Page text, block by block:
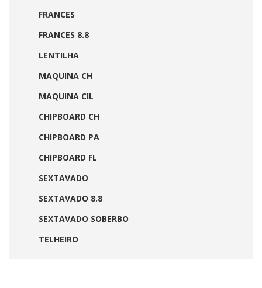
FRANCES
FRANCES 8.8
LENTILHA
MAQUINA CH
MAQUINA CIL
CHIPBOARD CH
CHIPBOARD PA
CHIPBOARD FL
SEXTAVADO
SEXTAVADO 8.8
SEXTAVADO SOBERBO
TELHEIRO